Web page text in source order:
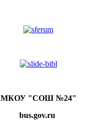
МКОУ "СОШ №24"
bus.gov.ru